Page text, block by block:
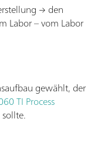
→ den
Labor – vom Labor
gewählt, der
TI Process